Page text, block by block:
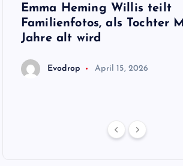
Emma Heming Willis teilt
Familienfotos, als Tochter
Jahre alt wird
Evodrop April 15, 2026